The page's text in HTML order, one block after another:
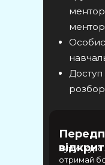
Доступ
Купуй курс
отримай